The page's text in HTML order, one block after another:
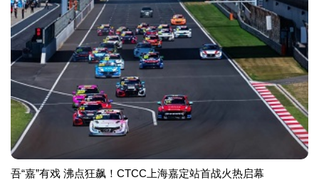
吾“嘉”有戏 沸点狂飙！CTCC上海嘉定站首战火热启幕